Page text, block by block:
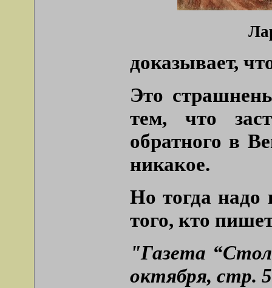
доказывает,
Это
тем, что
обратного в
никакое.
Но тогда надо
того, кто
"Газета
октября, стр.